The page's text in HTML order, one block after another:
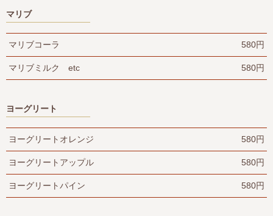
マリブ
マリブコーラ 580円
マリブミルク etc 580円
ヨーグリート
ヨーグリートオレンジ 580円
ヨーグリートアップル 580円
ヨーグリートパイン 580円